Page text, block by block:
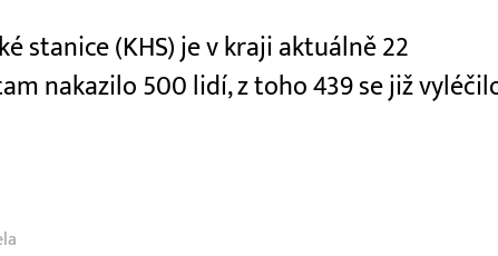
stanice (KHS) je v kraji aktuálně 22
nakazilo 500 lidí, z toho 439 se již